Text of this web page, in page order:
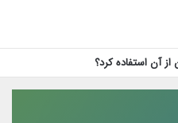
آن استفاده کرد؟